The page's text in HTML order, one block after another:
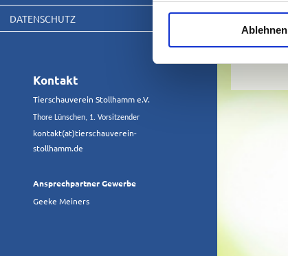
Ablehnen
DATENSCHUTZ
Kontakt
Tierschauverein Stollhamm e.V.
Thore Lünschen, 1. Vorsitzender
kontakt(at)tierschauverein-
stollhamm.de
Ansprechpartner Gewerbe
Geeke Meiners